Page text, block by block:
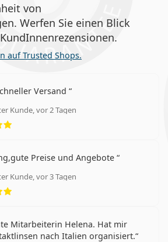
von
Werfen Sie einen Blick
auf Trusted Shops.
Versand
Kunde, vor 2 Tagen
Bewertung 5 aus 5
Preise und Angebote
Kunde, vor 3 Tagen
Bewertung 5 aus 5
Mitarbeiterin Helena. Hat mir
nach Italien organisiert.